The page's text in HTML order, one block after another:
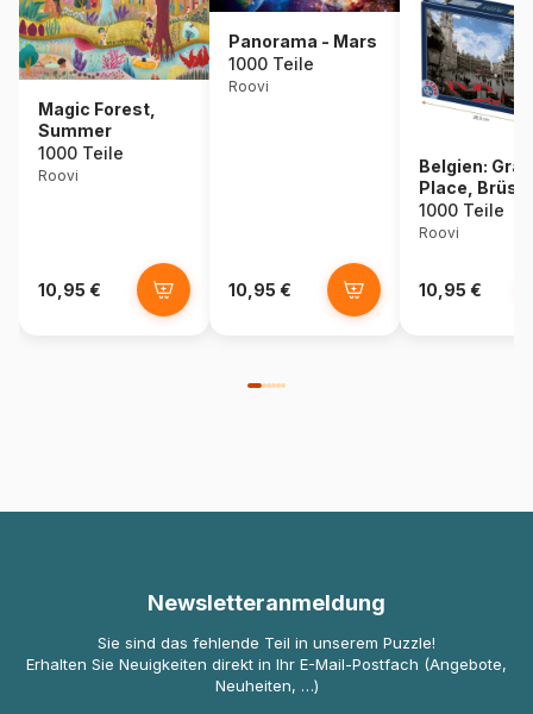
Magic Forest,
Summer
1000 Teile
Roovi
10,95 €
Panorama - Mars
1000 Teile
Roovi
10,95 €
Belgien:
Place,
1000 Teile
Roovi
10,95 €
Newsletteranmeldung
Sie sind das fehlende Teil in unserem Puzzle!
Erhalten Sie Neuigkeiten direkt in Ihr E-Mail-Postfach (Angebote,
Neuheiten, …)